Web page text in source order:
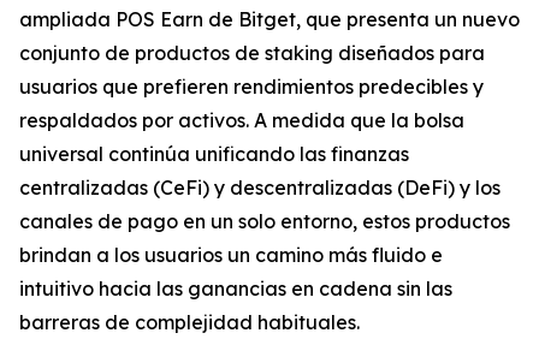
ampliada POS Earn de Bitget, que presenta un nuevo
conjunto de productos de staking diseñados para
usuarios que prefieren rendimientos predecibles y
respaldados por activos. A medida que la bolsa
universal continúa unificando las finanzas
centralizadas (CeFi) y descentralizadas (DeFi) y los
canales de pago en un solo entorno, estos productos
brindan a los usuarios un camino más fluido e
intuitivo hacia las ganancias en cadena sin las
barreras de complejidad habituales.